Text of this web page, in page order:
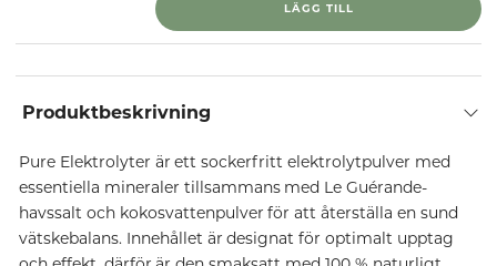
LÄGG TILL
Produktbeskrivning
Pure Elektrolyter är ett sockerfritt elektrolytpulver med
essentiella mineraler tillsammans med Le Guérande-
havssalt och kokosvattenpulver för att återställa en sund
vätskebalans. Innehållet är designat för optimalt upptag